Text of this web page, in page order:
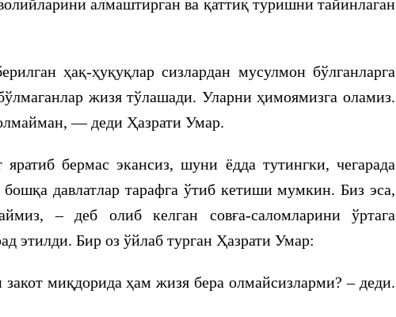
алмаштирган ва қаттиқ туришни тайинлаган
ҳақ-ҳуқуқлар сизлардан мусулмон бўлганларга
жизя тўлашади. Уларни ҳимоямизга оламиз.
— деди Ҳазрати Умар.
бермас экансиз, шуни ёдда тутингки, чегарада
давлатлар тарафга ўтиб кетиши мумкин. Биз эса,
– деб олиб келган совға-саломларини ўртага
этилди. Бир оз ўйлаб турган Ҳазрати Умар:
миқдорида ҳам жизя бера олмайсизларми? – деди.